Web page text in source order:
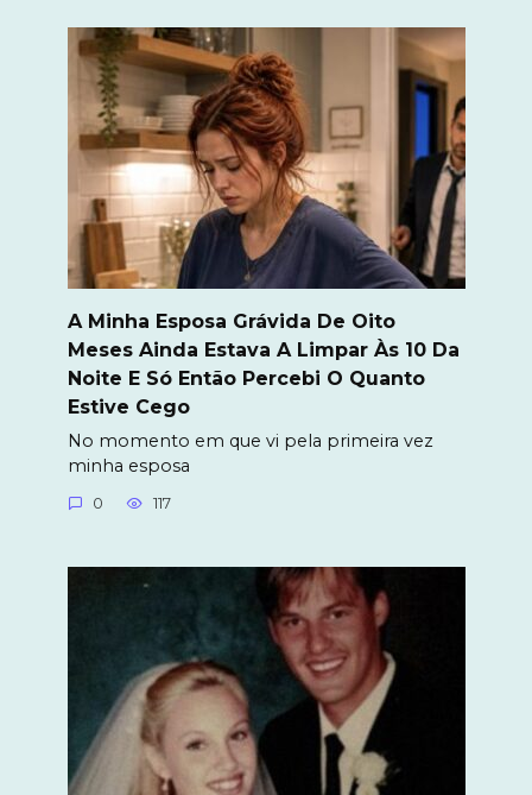
A Minha Esposa Grávida De Oito
Meses Ainda Estava A Limpar Às 10 Da
Noite E Só Então Percebi O Quanto
Estive Cego
No momento em que vi pela primeira vez
minha esposa
0 117